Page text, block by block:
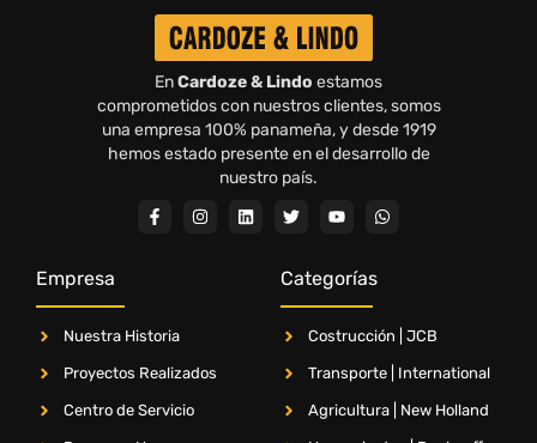
EnCardoze & Lindo estamos
comprometidos con nuestros clientes, somos
una empresa 100% panameña, y desde 1919
hemos estado presente en el desarrollo de
nuestro país.
Empresa
Nuestra Historia
Proyectos Realizados
Centro de Servicio
Categorías
Costrucción | JCB
Transporte | International
Agricultura | New Holland